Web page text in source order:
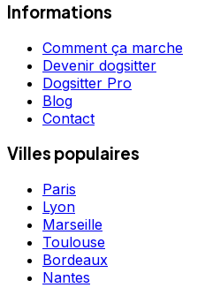
Informations
Comment ça marche
Devenir dogsitter
Dogsitter Pro
Blog
Contact
Villes populaires
Paris
Lyon
Marseille
Toulouse
Bordeaux
Nantes